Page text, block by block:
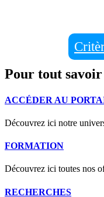
Pour tout
ACCÉDER AU
Découvrez ici notre
FORMATION
Découvrez ici toutes nos
RECHERCHES